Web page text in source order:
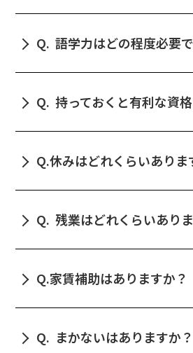
入社時にオリエンテーション
ジネスマナー研修やフォロー
Q. 語学力はどの程度必要
近年は宿泊ゲストの80％位以
では英語をよく使用します。
おります。
Q. 持っておくと有利な資
語学がやはり有利ではありま
理師、危険物取扱、衛生管理
Q.休みはどれくらいありま
月に9日の休日があり、各部
があり、その時にまとめてお
Q. 残業はどれくらいあり
全社の平均は月15時間前後で
にありますが、上限時間、回
Q.家賃補助はありますか？
社員寮でない一般の物件に住
Q. まかないはありますか？